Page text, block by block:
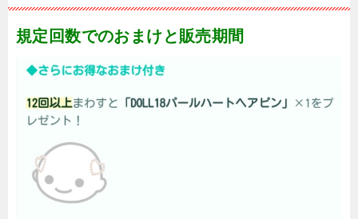
規定回数でのおまけと販売期間